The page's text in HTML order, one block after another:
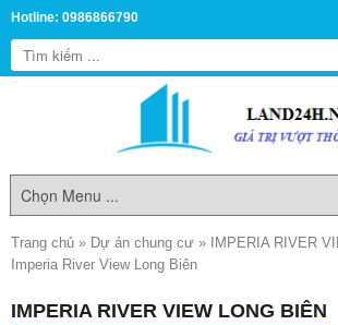
Hotline: 0986866790
Trang chủ » Dự án chung cư » IMPERIA RIVER
Imperia River View Long Biên
IMPERIA RIVER VIEW LONG BIÊN